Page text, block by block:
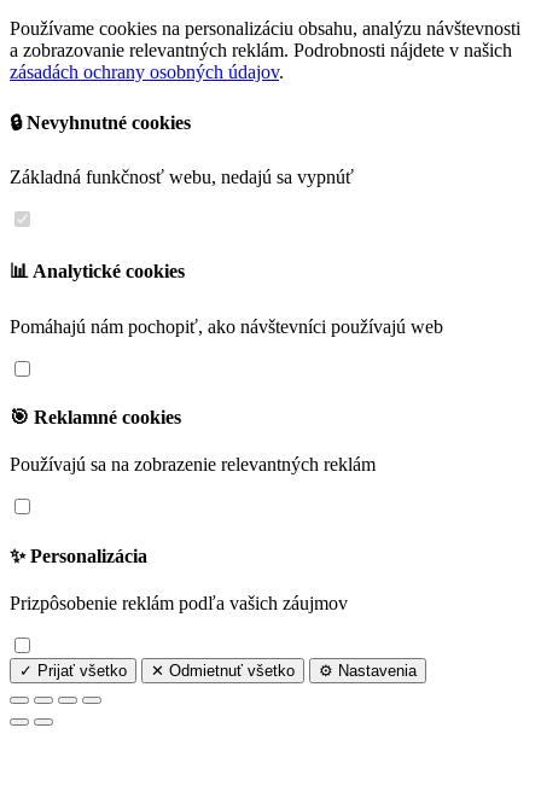
Používame cookies na personalizáciu obsahu, analýzu návštevnosti
a zobrazovanie relevantných reklám. Podrobnosti nájdete v našich
zásadách ochrany osobných údajov.
🔒 Nevyhnutné cookies
Základná funkčnosť webu, nedajú sa vypnúť
📊 Analytické cookies
Pomáhajú nám pochopiť, ako návštevníci používajú web
🎯 Reklamné cookies
Používajú sa na zobrazenie relevantných reklám
✨ Personalizácia
Prizpôsobenie reklám podľa vašich záujmov
✓ Prijať všetko ✕ Odmietnuť všetko ⚙️ Nastavenia